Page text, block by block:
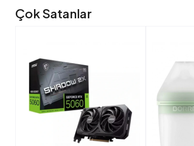
Çok Satanlar